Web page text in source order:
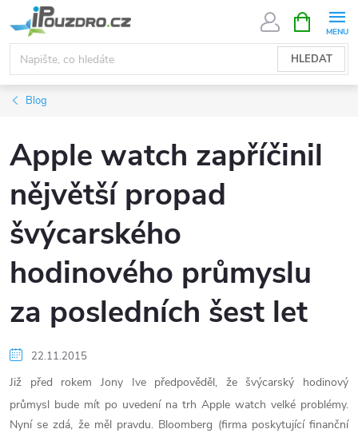
na
obsah
HLEDAT
NÁKUPNÍ
KOŠÍK
Blog
Apple watch zapříčinil
nějvětší propad
švýcarského
hodinového průmyslu
za posledních šest let
22.11.2015
Již před rokem Jony Ive předpověděl, že švýcarský hodinový
průmysl bude mít po uvedení na trh Apple watch velké problémy.
Nyní se zdá, že měl pravdu. Bloomberg (firma poskytující finanční